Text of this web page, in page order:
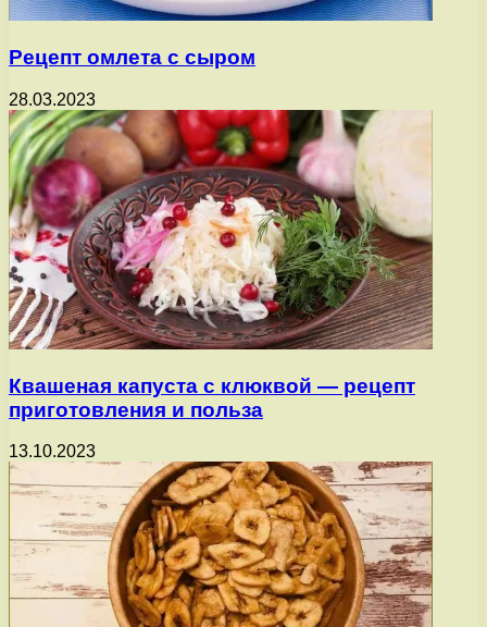
Рецепт омлета с сыром
28.03.2023
Квашеная капуста с клюквой — рецепт
приготовления и польза
13.10.2023